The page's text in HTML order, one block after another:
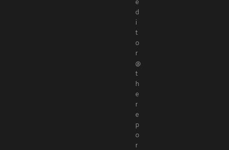
d
i
t
o
r
@
t
h
e
r
e
p
o
r